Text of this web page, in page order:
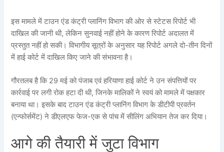
इस मामले में टाउन एंड कंट्री प्लानिंग विभाग की ओर से स्टेटस रिपोर्ट भी
दाखिल की जानी थी, लेकिन सुनवाई नहीं होने के कारण रिपोर्ट अदालत में
प्रस्तुत नहीं हो सकी। विभागीय सूत्रों के अनुसार यह रिपोर्ट अगले दो-तीन दिनों
में हाई कोर्ट में दाखिल किए जाने की संभावना है।
गौरतलब है कि 29 मई को पंजाब एवं हरियाणा हाई कोर्ट ने उन संपत्तियों पर
कार्रवाई पर लगी रोक हटा दी थी, जिनके मालिकों ने स्वयं को मामले में पक्षकार
बनाया था। इसके बाद टाउन एंड कंट्री प्लानिंग विभाग के डीटीपी प्रवर्तन
(एन्फोर्समेंट) ने डीएलएफ फेज-एक से पांच में सीलिंग अभियान तेज कर दिया।
आगे की तैयारी में जुटा विभाग